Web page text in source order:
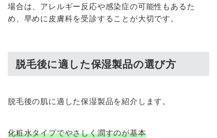
場合は、アレルギー反応や感染症の可能性もあるた
め、早めに皮膚科を受診することが大切です。
脱毛後に適した保湿製品の選び方
脱毛後の肌に適した保湿製品を紹介します。
化粧水タイプでやさしく潤すのが基本